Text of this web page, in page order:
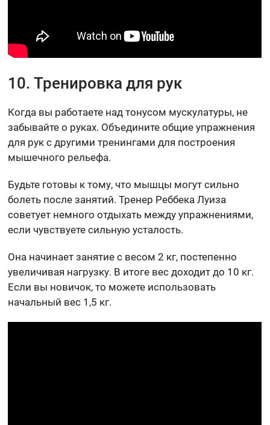
10. Тренировка для рук
Когда вы работаете над тонусом мускулатуры, не
забывайте о руках. Объедините общие упражнения
для рук с другими тренингами для построения
мышечного рельефа.
Будьте готовы к тому, что мышцы могут сильно
болеть после занятий. Тренер Реббека Луиза
советует немного отдыхать между упражнениями,
если чувствуете сильную усталость.
Она начинает занятие с весом 2 кг, постепенно
увеличивая нагрузку. В итоге вес доходит до 10 кг.
Если вы новичок, то можете использовать
начальный вес 1,5 кг.